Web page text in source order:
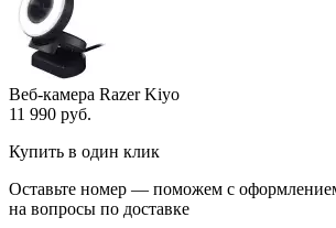
Веб-камера Razer Kiyo
11 990 руб.
Купить в один клик
Оставьте номер — поможем с
на вопросы по доставке